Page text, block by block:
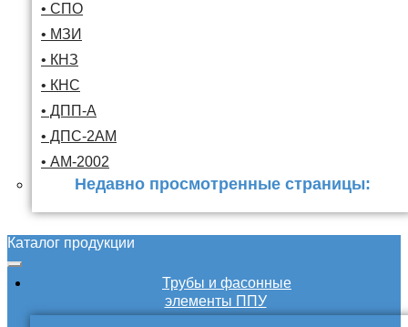
• СПО
• МЗИ
• КНЗ
• КНС
• ДПП-А
• ДПС-2АМ
• АМ-2002
Недавно просмотренные страницы:
Каталог продукции
Трубы и фасонные
элементы ППУ